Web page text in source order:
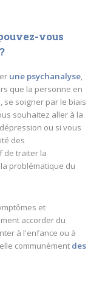
vous
une psychanalyse,
que la personne en
se soigner par le biais
souhaitez aller à la
ou si vous
des
de traiter la
problématique du
et
accorder du
à l'enfance ou à
communément des